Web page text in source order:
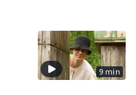
9 min